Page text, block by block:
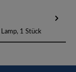
1 Stück